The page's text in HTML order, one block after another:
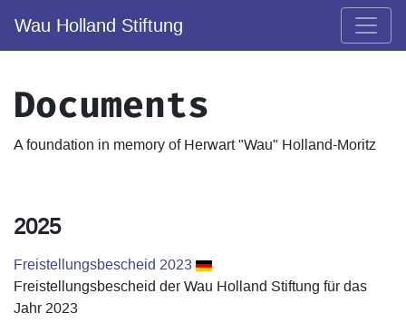
Wau Holland Stiftung
Documents
A foundation in memory of Herwart "Wau" Holland-Moritz
2025
Freistellungsbescheid 2023
Freistellungsbescheid der Wau Holland Stiftung für das
Jahr 2023